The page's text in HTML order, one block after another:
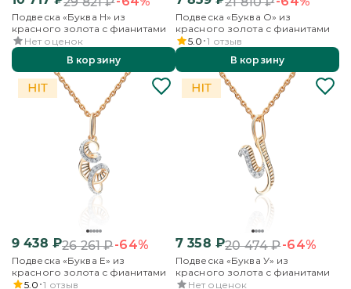
Подвеска «Буква Н» из
красного золота с фианитами
Нет оценок
В корзину
Подвеска «Буква О» из
красного золота с фианитами
5.0 1 отзыв
В корзину
9 438 ₽26 261₽-64%
Подвеска «Буква Е» из
красного золота с фианитами
5.0 1 отзыв
7 358 ₽20 474₽-64%
Подвеска «Буква У» из
красного золота с фианитами
Нет оценок